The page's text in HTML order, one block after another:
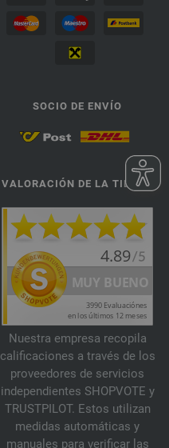
SOCIO DE ENVÍO
VALORACIÓN DE LA TIENDA
Nuestra empresa recopila
calificaciones a través de los
proveedores de servicios
independientes SHOPVOTE y
TRUSTPILOT. Estos utilizan
medidas automáticas y
manuales para verificar las